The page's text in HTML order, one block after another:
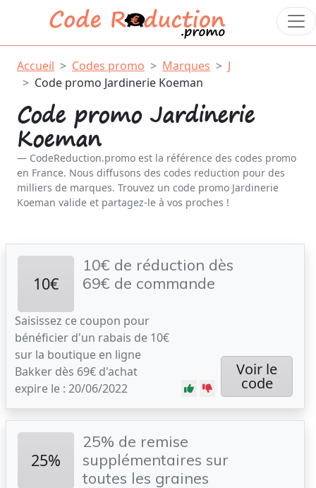
Accueil Codes promo Marques
J
Code promo Jardinerie Koeman
Code promo Jardinerie
Koeman
CodeReduction.promo est la référence des codes promo
en France. Nous diffusons des codes reduction pour des
milliers de marques. Trouvez un code promo Jardinerie
Koeman valide et partagez-le à vos proches !
10€
10€ de réduction dès
69€ de commande
Saisissez ce coupon pour
bénéficier d'un rabais de 10€
sur la boutique en ligne
Bakker dès 69€ d'achat
expire le : 20/06/2022
Voir le
code
25%
25% de remise
supplémentaires sur
toutes les graines